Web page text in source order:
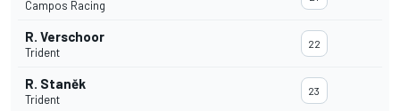
Campos Racing
R. Verschoor
Trident
22
R. Staněk
Trident
23